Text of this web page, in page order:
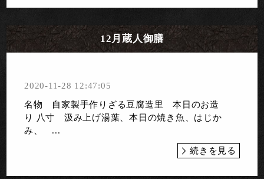
12月蔵人御膳
2020-11-28 12:47:05
名物 自家製手作りざる豆腐造里 本日のお造
り 八寸 汲み上げ湯葉、本日の焼き魚、はじか
み、 ...
続きを見る